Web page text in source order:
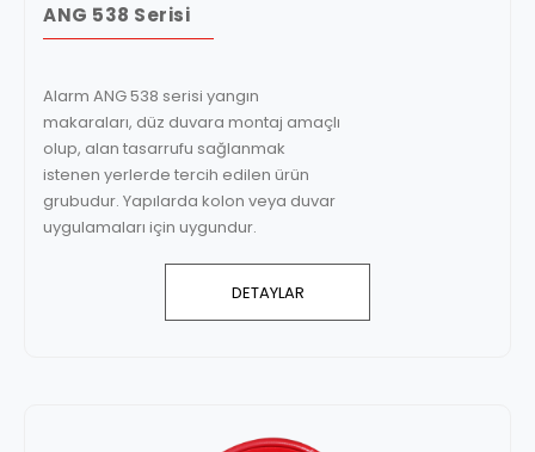
ANG 538 Serisi
Alarm ANG 538 serisi yangın
makaraları, düz duvara montaj amaçlı
olup, alan tasarrufu sağlanmak
istenen yerlerde tercih edilen ürün
grubudur. Yapılarda kolon veya duvar
uygulamaları için uygundur.
DETAYLAR